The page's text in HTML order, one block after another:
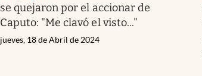
se quejaron por el accionar de
Caputo: "Me clavó el visto..."
jueves, 18 de Abril de 2024